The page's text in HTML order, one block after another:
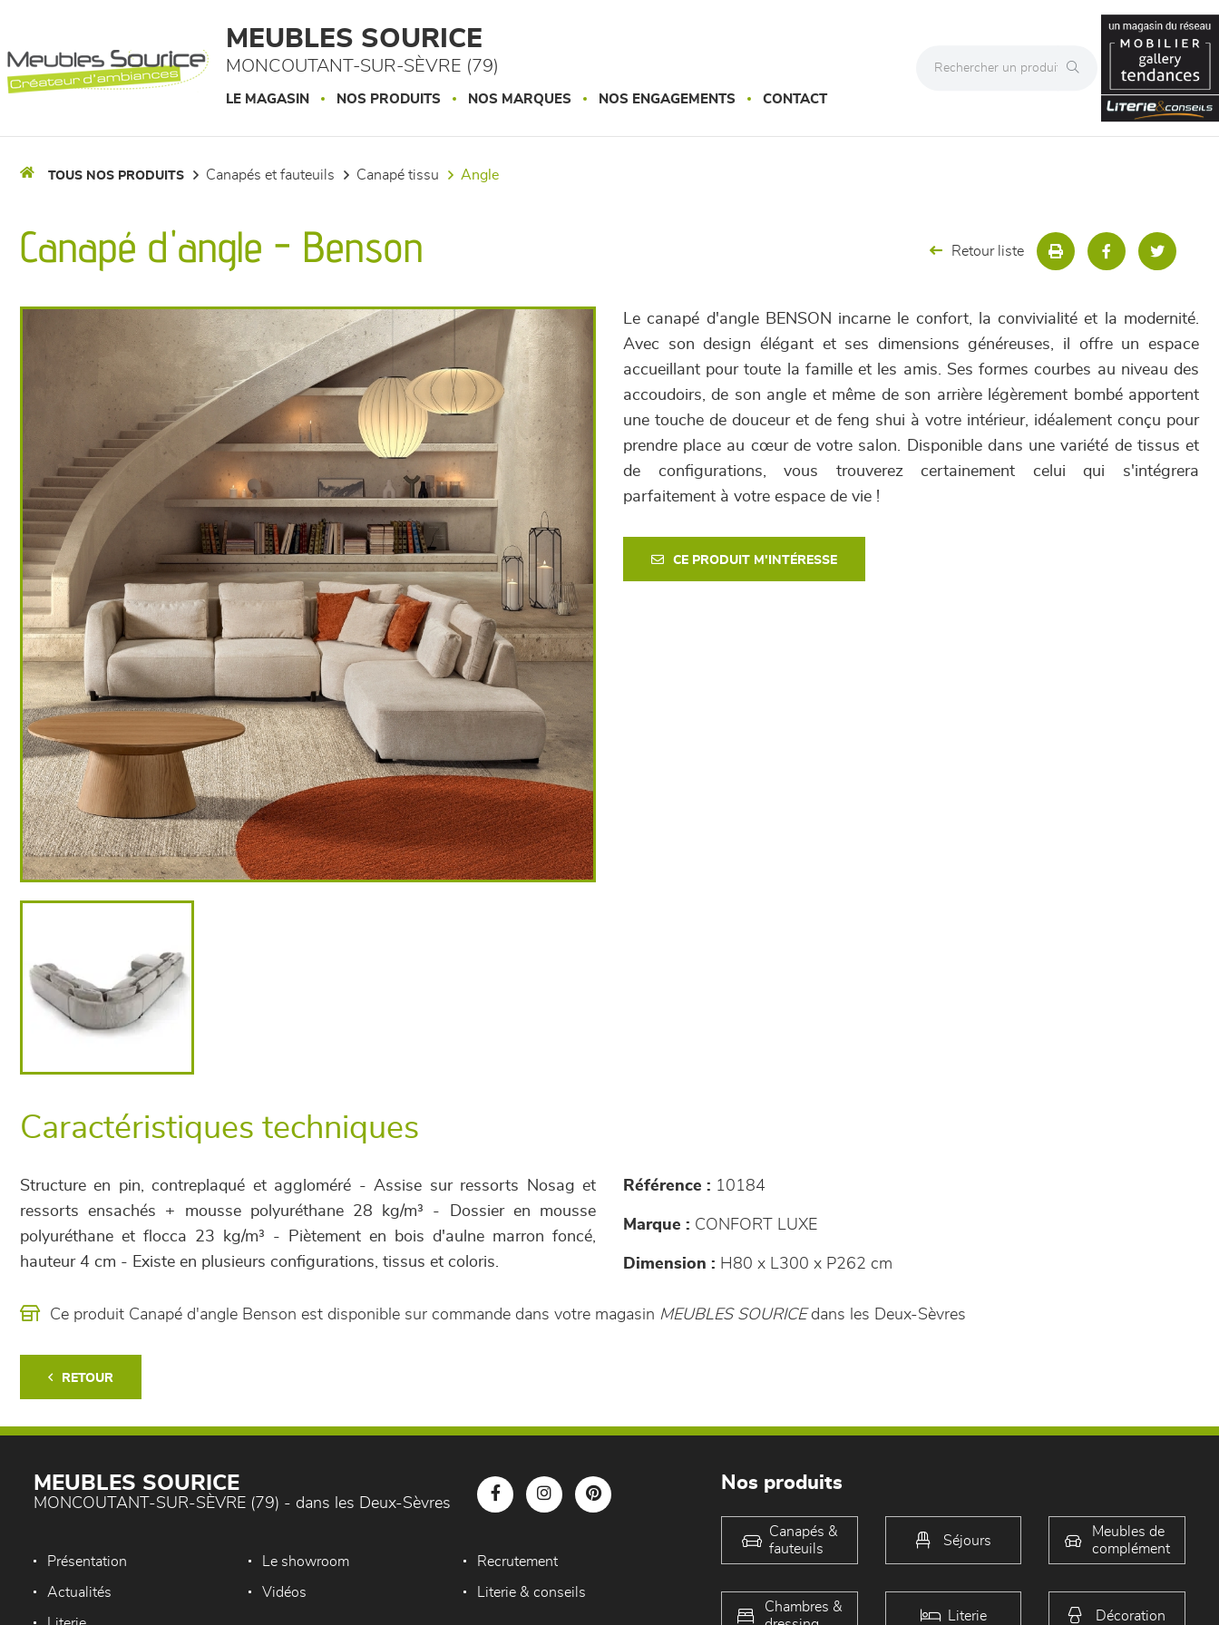
MEUBLES SOURICE
MONCOUTANT-SUR-SÈVRE (79)
LE MAGASIN NOS PRODUITS NOS MARQUES NOS ENGAGEMENTS CONTACT
TOUS NOS PRODUITS canapés et fauteuils canapé tissu angle
Canapé d'angle - Benson Retour liste
Le canapé d'angle BENSON incarne le confort, la convivialité et la modernité.
Avec son design élégant et ses dimensions généreuses, il offre un espace
accueillant pour toute la famille et les amis. Ses formes courbes au niveau des
accoudoirs, de son angle et même de son arrière légèrement bombé apportent
une touche de douceur et de feng shui à votre intérieur, idéalement conçu pour
prendre place au cœur de votre salon. Disponible dans une variété de tissus et
de configurations, vous trouverez certainement celui qui s'intégrera
parfaitement à votre espace de vie !
CE PRODUIT M'INTÉRESSE
Caractéristiques techniques
Structure en pin, contreplaqué et aggloméré - Assise sur ressorts Nosag et
ressorts ensachés + mousse polyuréthane 28 kg/m³ - Dossier en mousse
polyuréthane et flocca 23 kg/m³ - Piètement en bois d'aulne marron foncé,
hauteur 4 cm - Existe en plusieurs configurations, tissus et coloris.
Référence : 10184
Marque : CONFORT LUXE
Dimension : H80 x L300 x P262 cm
Ce produit Canapé d'angle Benson est disponible sur commande dans votre magasin MEUBLES SOURICEdans les Deux-Sèvres
RETOUR
MEUBLES SOURICE
MONCOUTANT-SUR-SÈVRE (79) - dans les Deux-Sèvres
Présentation Le showroom Recrutement
Actualités Vidéos Literie & conseils
Nos produits
Canapés &
fauteuils
Séjours
Meubles de
complément
Chambres &
Literie Décoration